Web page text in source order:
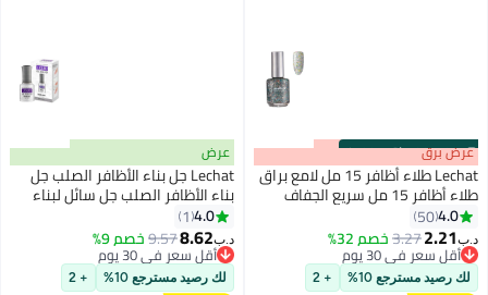
00m:00s
·باقي 100% عرض برق
Lechat طلاء أظافر 15 مل لامع براق
طلاء أظافر 15 مل سريع الجفاف
طويل الأمد طلاء أظافر نوبليتي طلاء
يحتاج إلى تجفيف لون الأظافر
NBNL110
4.0
50
د.ب‏2.21
3.27خصم 32%
أقل سعر في 30 يوم
أقل سعر في 30 يوم
لك رصيد مسترجع 10% + 2
200
عرض
Lechat جل بناء الأظافر الصلب جل
بناء الأظافر الصلب جل سائل لبناء
الأظافر الصلبة ونصائح وإضافات
LGB02
4.0
1
د.ب‏8.62
9.57خصم 9%
أقل سعر في 30 يوم
أقل سعر في 30 يوم
لك رصيد مسترجع 10% + 2